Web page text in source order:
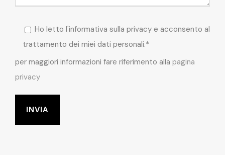
Ho letto l'informativa sulla privacy e acconsento al
trattamento dei miei dati personali.*
per maggiori informazioni fare riferimento alla pagina
privacy